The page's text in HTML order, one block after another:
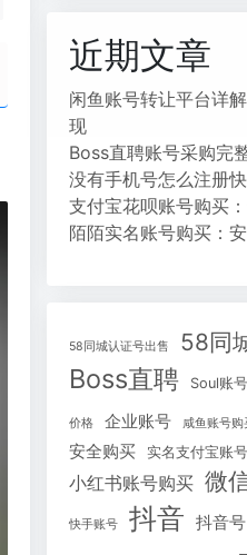
近期文章
闲鱼账号转让平台详
现
Boss直聘账号采购完
没有手机号怎么注册
支付宝花呗账号购买
陌陌实名账号购买：
58同城认证号出售 58同
Boss直聘 Soul账号
价格 企业账号 咸鱼账号购
安全购买 实名支付宝账
小红书账号购买 微
快手账号 抖音 抖音号